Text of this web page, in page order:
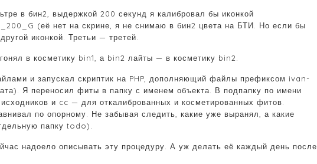
в бин2, выдержкой 200 секунд я калибровал бы иконкой
(её нет на скрине, я не снимаю в бин2 цвета на БТИ. Но если бы
иконкой. Третьи — третей.
в косметику bin1, а bin2 лайты — в косметику bin2.
и запускал скриптик на PHP, дополняющий файлы префиксом ivan-
Я переносил фиты в папку с именем объекта. В подпапку по имени
и cc — для откалиброванных и косметированных фитов.
по опорному. Не забывая следить, какие уже выранял, а какие
папку todo).
надоело описывать эту процедуру. А уж делать её каждый день после